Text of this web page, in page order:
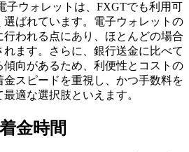
子ウォレットは、FXGTでも利用可
ばれています。電子ウォレットの
われる点にあり、ほとんどの場合
ます。さらに、銀行送金に比べて
向があるため、利便性とコストの
スピードを重視し、かつ手数料を
適な選択肢といえます。
金時間